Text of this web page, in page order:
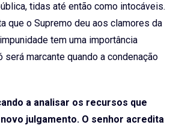
tidas até então como intocáveis.
que o Supremo deu aos clamores da
tem uma importância
marcante quando a condenação
a analisar os recursos que
julgamento. O senhor acredita